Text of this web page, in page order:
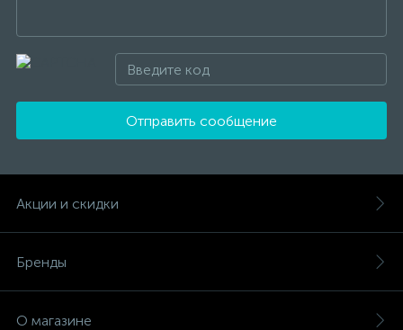
Отправить сообщение
Акции и скидки
Бренды
О магазине